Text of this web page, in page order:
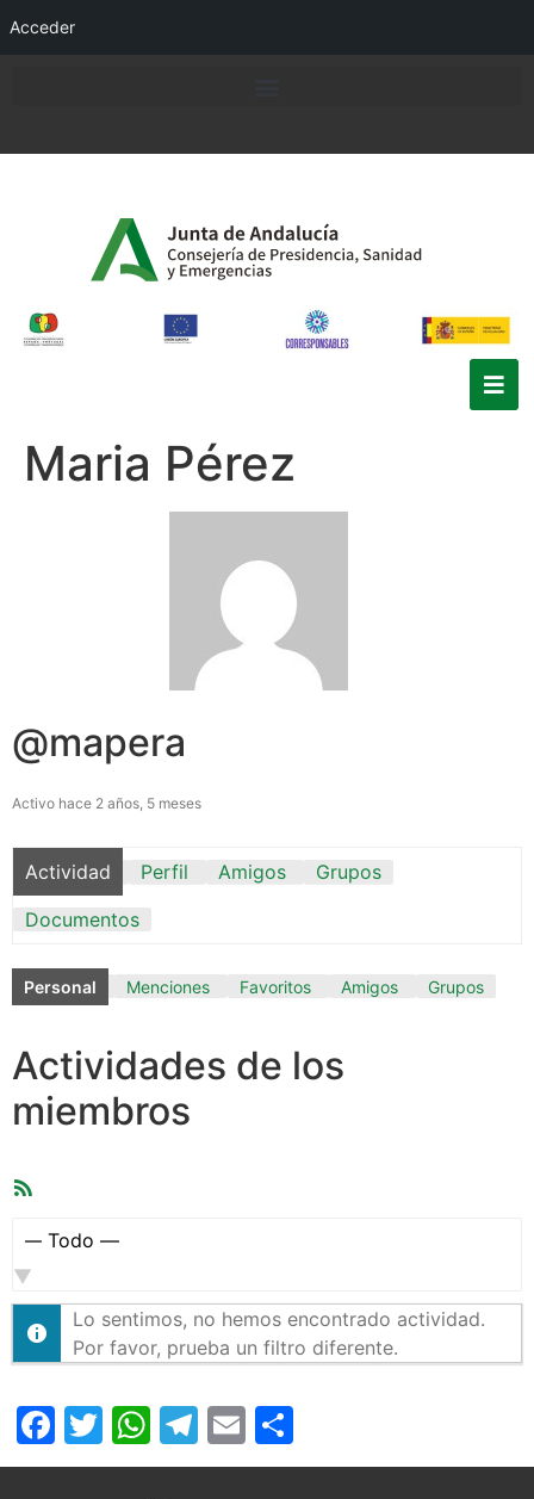
Acceder
Maria Pérez
@mapera
Activo hace 2 años, 5 meses
Actividad Perfil Amigos
Grupos
Documentos
Personal Menciones Favoritos Amigos Grupos
Actividades de los
miembros
Mostrar:
Lo sentimos, no hemos encontrado actividad.
Por favor, prueba un filtro diferente.
Facebook
Twitter
WhatsApp
Telegram
Email